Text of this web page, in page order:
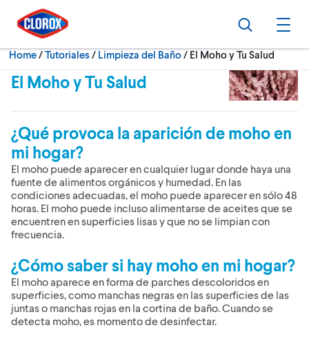
Skip to main navigation
Skip to content
Skip to footer
Search
Home/Tutoriales Limpieza del Baño Current:
El Moho y Tu Salud
El Moho y Tu Salud
¿Qué provoca la aparición de moho en
mi hogar?
El moho puede aparecer en cualquier lugar donde haya una
fuente de alimentos orgánicos y humedad. En las
condiciones adecuadas, el moho puede aparecer en sólo 48
horas. El moho puede incluso alimentarse de aceites que se
encuentren en superficies lisas y que no se limpian con
frecuencia.
¿Cómo saber si hay moho en mi hogar?
El moho aparece en forma de parches descoloridos en
superficies, como manchas negras en las superficies de las
juntas o manchas rojas en la cortina de baño. Cuando se
detecta moho, es momento de desinfectar.